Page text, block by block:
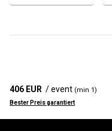
406 EUR / event (min 1)
Bester Preis garantiert